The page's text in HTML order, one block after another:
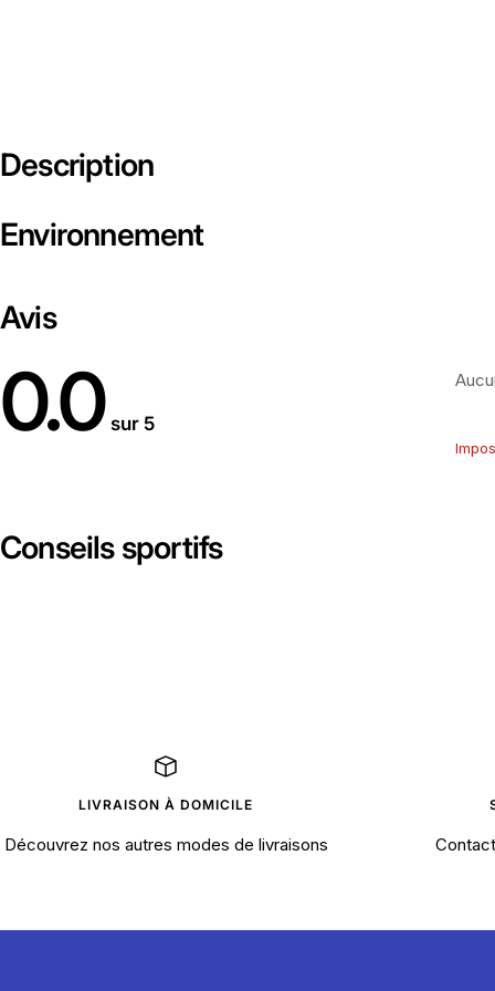
Description
Environnement
Avis
0.0 sur 5
Conseils sportifs
LIVRAISON À DOMICILE
Découvrez nos autres modes de livraisons